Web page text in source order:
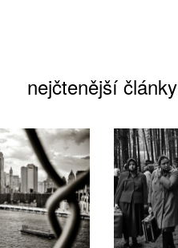
nejčtenější články